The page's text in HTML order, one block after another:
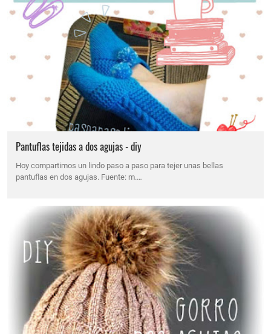
Pantuflas tejidas a dos agujas - diy
Hoy compartimos un lindo paso a paso para tejer unas bellas
pantuflas en dos agujas. Fuente: m.…